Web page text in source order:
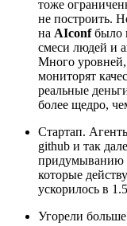
тоже
не построить.
на AIconfбыло
смеси людей и
Много уровней,
мониторят
реальные
более щедро,
Стартап.
github и так
придумыванию
которые
ускорилось в
Угорели больше